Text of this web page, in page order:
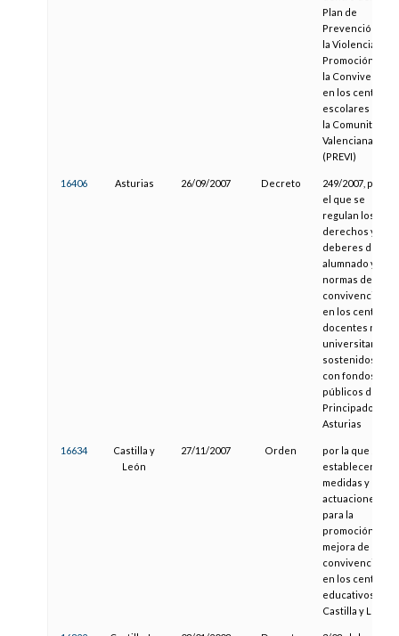
Plan de
Prevención de
la Violencia y
Promoción de
la Convivencia
en los centros
escolares de
la Comunitat
Valenciana
(PREVI)
16406 Asturias 26/09/2007 Decreto
249/2007, por
el que se
regulan los
derechos y
deberes del
alumnado y
normas de
convivencia
en los centros
docentes no
universitarios
sostenidos
con fondos
públicos del
Principado de
Asturias
16634
Castilla y
León
27/11/2007 Orden
por la que se
establecen
medidas y
actuaciones
para la
promoción y
mejora de la
convivencia
en los centros
educativos de
Castilla y León